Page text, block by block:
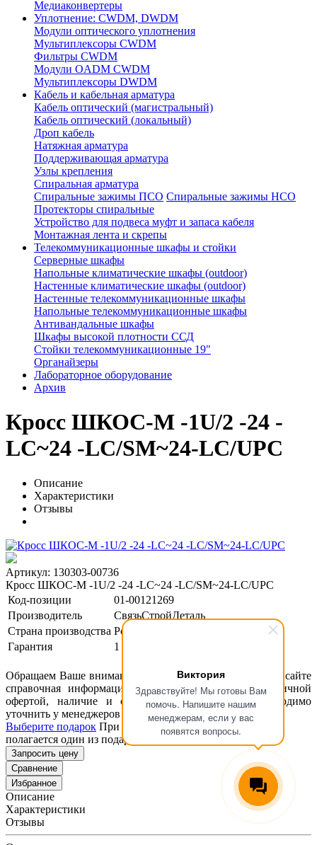
Виктория
Здравствуйте! Мы готовы Вам
помочь. Напишите нашим
менеджерам, если у вас
появятся вопросы.
Медиаконвертеры
Уплотнение: CWDM, DWDM
Модули оптического уплотнения
Мультиплексоры CWDM
Фильтры CWDM
Модули OADM CWDM
Мультиплексоры DWDM
Кабель и кабельная арматура
Кабель оптический (магистральный)
Кабель оптический (локальный)
Дроп кабель
Натяжная арматура
Поддерживающая арматура
Узлы крепления
Спиральная арматура
Спиральные зажимы ПСО Спиральные зажимы НСО
Протекторы спиральные
Устройство для подвеса муфт и запаса кабеля
Монтажная лента и скрепы
Телекоммуникационные шкафы и стойки
Серверные шкафы
Напольные климатические шкафы (outdoor)
Настенные климатические шкафы (outdoor)
Настенные телекоммуникационные шкафы
Напольные телекоммуникационные шкафы
Антивандальные шкафы
Шкафы высокой плотности ССД
Стойки телекоммуникационные 19"
Органайзеры
Лабораторное оборудование
Архив
Кросс ШКОС-М -1U/2 -24 -
LC~24 -LC/SM~24-LC/UPC
Описание
Характеристики
Отзывы
Артикул: 130303-00736
Кросс ШКОС-М -1U/2 -24 -LC~24 -LC/SM~24-LC/UPC
Код-позиции
01-00121269
Производитель
СвязьСтройДеталь
Страна производства Россия
Гарантия
1 год
Обращаем Ваше внимание, что размещенная на данном сайте
справочная информация о товарах не является публичной
офертой, наличие и стоимость оборудования необходимо
уточнить у менеджеров ООО "Концепт Технологии".
Выберите подарок При покупке данного товара вам
полагается один из подарков представленных ниже
Запросить цену
Сравнение
Избранное
Описание
Характеристики
Отзывы